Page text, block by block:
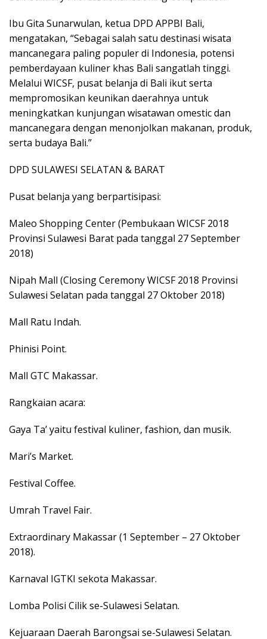
Ibu Gita Sunarwulan, ketua DPD APPBI Bali,
mengatakan, “Sebagai salah satu destinasi wisata
mancanegara paling populer di Indonesia, potensi
pemberdayaan kuliner khas Bali sangatlah tinggi.
Melalui WICSF, pusat belanja di Bali ikut serta
mempromosikan keunikan daerahnya untuk
meningkatkan kunjungan wisatawan omestic dan
mancanegara dengan menonjolkan makanan, produk,
serta budaya Bali.”
DPD SULAWESI SELATAN & BARAT
Pusat belanja yang berpartisipasi:
Maleo Shopping Center (Pembukaan WICSF 2018
Provinsi Sulawesi Barat pada tanggal 27 September
2018)
Nipah Mall (Closing Ceremony WICSF 2018 Provinsi
Sulawesi Selatan pada tanggal 27 Oktober 2018)
Mall Ratu Indah.
Phinisi Point.
Mall GTC Makassar.
Rangkaian acara:
Gaya Ta’ yaitu festival kuliner, fashion, dan musik.
Mari’s Market.
Festival Coffee.
Umrah Travel Fair.
Extraordinary Makassar (1 September – 27 Oktober
2018).
Karnaval IGTKI sekota Makassar.
Lomba Polisi Cilik se-Sulawesi Selatan.
Kejuaraan Daerah Barongsai se-Sulawesi Selatan.